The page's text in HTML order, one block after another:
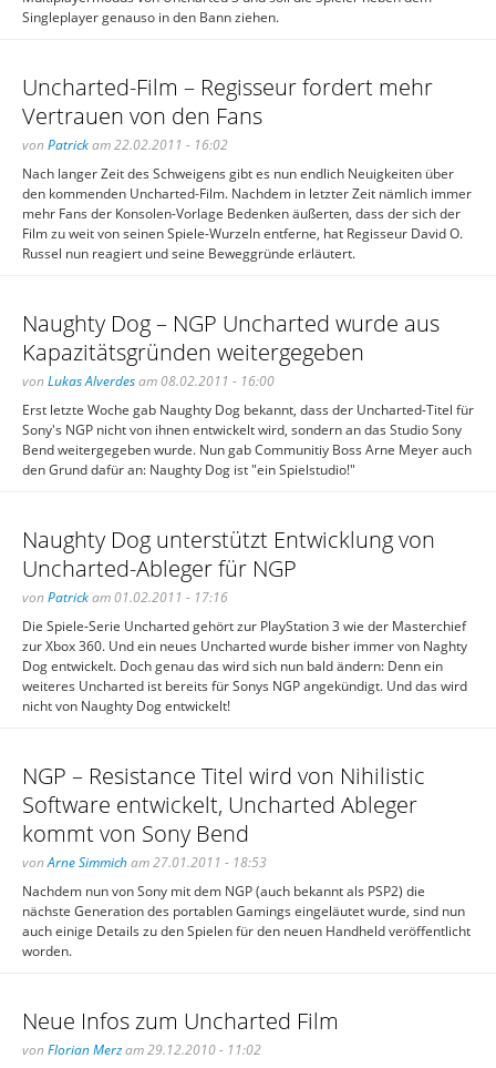
Singleplayer genauso in den Bann ziehen.
Uncharted-Film – Regisseur fordert mehr
Vertrauen von den Fans
von Patrickam 22.02.2011 - 16:02
Nach langer Zeit des Schweigens gibt es nun endlich Neuigkeiten über
den kommenden Uncharted-Film. Nachdem in letzter Zeit nämlich immer
mehr Fans der Konsolen-Vorlage Bedenken äußerten, dass der sich der
Film zu weit von seinen Spiele-Wurzeln entferne, hat Regisseur David O.
Russel nun reagiert und seine Beweggründe erläutert.
Naughty Dog – NGP Uncharted wurde aus
Kapazitätsgründen weitergegeben
von Lukas Alverdesam 08.02.2011 - 16:00
Erst letzte Woche gab Naughty Dog bekannt, dass der Uncharted-Titel für
Sony's NGP nicht von ihnen entwickelt wird, sondern an das Studio Sony
Bend weitergegeben wurde. Nun gab Communitiy Boss Arne Meyer auch
den Grund dafür an: Naughty Dog ist "ein Spielstudio!"
Naughty Dog unterstützt Entwicklung von
Uncharted-Ableger für NGP
von Patrickam 01.02.2011 - 17:16
Die Spiele-Serie Uncharted gehört zur PlayStation 3 wie der Masterchief
zur Xbox 360. Und ein neues Uncharted wurde bisher immer von Naghty
Dog entwickelt. Doch genau das wird sich nun bald ändern: Denn ein
weiteres Uncharted ist bereits für Sonys NGP angekündigt. Und das wird
nicht von Naughty Dog entwickelt!
NGP – Resistance Titel wird von Nihilistic
Software entwickelt, Uncharted Ableger
kommt von Sony Bend
vonArne Simmicham 27.01.2011 - 18:53
Nachdem nun von Sony mit dem NGP (auch bekannt als PSP2) die
nächste Generation des portablen Gamings eingeläutet wurde, sind nun
auch einige Details zu den Spielen für den neuen Handheld veröffentlicht
worden.
Neue Infos zum Uncharted Film
von Florian Merzam 29.12.2010 - 11:02